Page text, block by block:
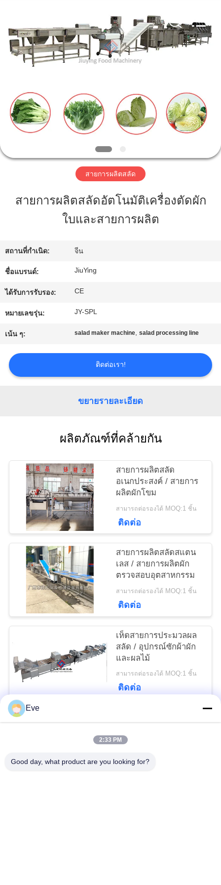
บ้าน
สินค้า
รายการ
VR
กับ
ทัวร์
โรงงาน
การ
ควบคุม
คุณภาพ
กรณี
ขอ
แผนผัง
เว็บไซต์
นโยบาย
เป็น
ตัว
Co.,Ltd.
Rights
Reserved.
สายการผลิตสลัด
สายการผลิตสลัดอัตโนมัติเครื่องตัดผัก
ใบและสายการผลิต
สถานที่กำเนิด: จีน
ชื่อแบรนด์: JiuYing
ได้รับการรับรอง: CE
หมายเลขรุ่น: JY-SPL
เน้น ๆ: salad maker machine,salad processing line
ติดต่อเรา!
ขยายรายละเอียด
ผลิตภัณฑ์ที่คล้ายกัน
สายการผลิตสลัด
อเนกประสงค์ / สายการ
ผลิตผักโขม
สามารถต่อรองได้ MOQ:1 ชิ้น
ติดต่อ
สายการผลิตสลัดสแตน
เลส / สายการผลิตผัก
ตรวจสอบอุตสาหกรรม
สามารถต่อรองได้ MOQ:1 ชิ้น
ติดต่อ
เห็ดสายการประมวลผล
สลัด / อุปกรณ์ซักผ้าผัก
และผลไม้
สามารถต่อรองได้ MOQ:1 ชิ้น
ติดต่อ
หมวดหมู่ยอดนิยม
อุปกรณ์แปรรูปผัก อุปกรณ์แปรรูปผลไม้
Eve
2:33 PM
Good day, what product are you looking for?